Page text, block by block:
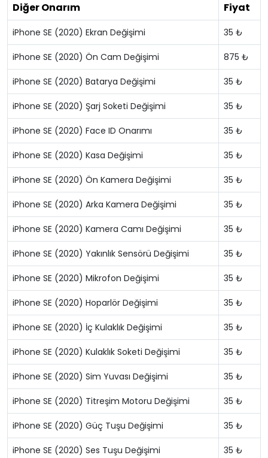
Diğer Onarım Fiyat
iPhone SE (2020) Ekran Değişimi 35 ₺
iPhone SE (2020) Ön Cam Değişimi 875 ₺
iPhone SE (2020) Batarya Değişimi 35 ₺
iPhone SE (2020) Şarj Soketi Değişimi 35 ₺
iPhone SE (2020) Face ID Onarımı 35 ₺
iPhone SE (2020) Kasa Değişimi 35 ₺
iPhone SE (2020) Ön Kamera Değişimi 35 ₺
iPhone SE (2020) Arka Kamera Değişimi 35 ₺
iPhone SE (2020) Kamera Camı Değişimi 35 ₺
iPhone SE (2020) Yakınlık Sensörü Değişimi 35 ₺
iPhone SE (2020) Mikrofon Değişimi 35 ₺
iPhone SE (2020) Hoparlör Değişimi 35 ₺
iPhone SE (2020) İç Kulaklık Değişimi 35 ₺
iPhone SE (2020) Kulaklık Soketi Değişimi 35 ₺
iPhone SE (2020) Sim Yuvası Değişimi 35 ₺
iPhone SE (2020) Titreşim Motoru Değişimi 35 ₺
iPhone SE (2020) Güç Tuşu Değişimi 35 ₺
iPhone SE (2020) Ses Tuşu Değişimi 35 ₺